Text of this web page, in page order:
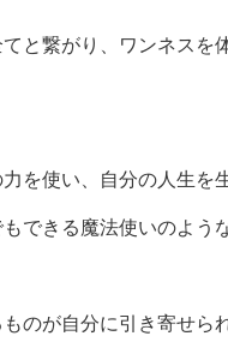
と繋がり、ワンネスを
を使い、自分の人生を
できる魔法使いのよ
のが自分に引き寄せら